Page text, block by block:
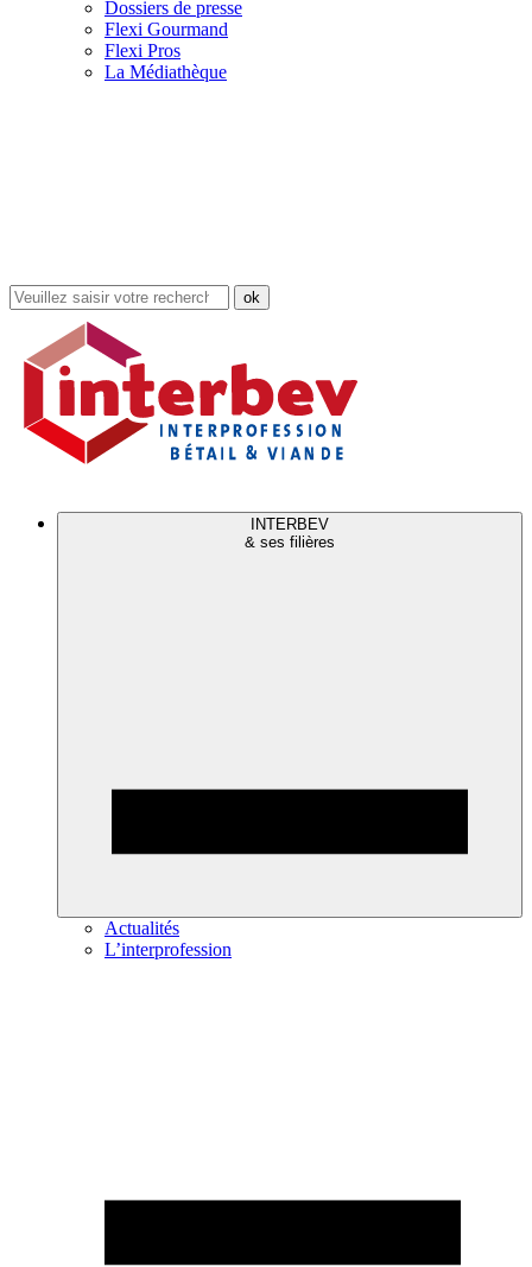
Dossiers de presse
Flexi Gourmand
Flexi Pros
La Médiathèque
Rechercher
dans
site
INTERBEV
& ses filières
Actualités
L’interprofession